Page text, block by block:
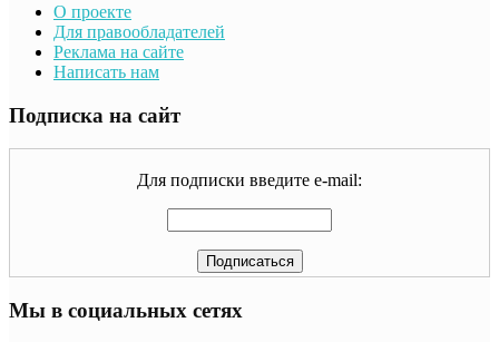
О проекте
Для правообладателей
Реклама на сайте
Написать нам
Подписка на сайт
Для подписки введите e-mail:
Мы в социальных сетях